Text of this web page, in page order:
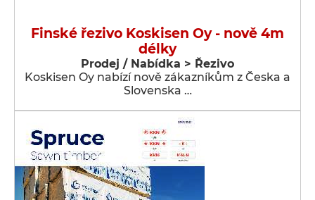
Finské řezivo Koskisen Oy - nově 4m
délky
Prodej / Nabídka > Řezivo
Koskisen Oy nabízí nově zákazníkům z Česka a
Slovenska …